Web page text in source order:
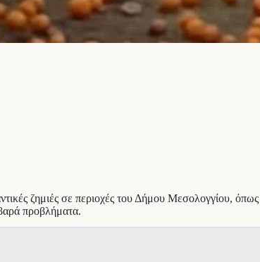
ζημιές σε περιοχές του Δήμου Μεσολογγίου,
προβλήματα.